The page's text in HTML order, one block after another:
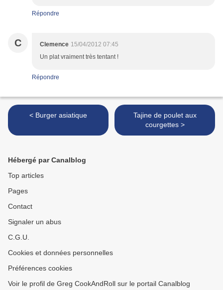
Répondre
C Clemence 15/04/2012 07:45
Un plat vraiment très tentant !
Répondre
< Burger asiatique
Tajine de poulet aux
courgettes >
Hébergé par Canalblog
Top articles
Pages
Contact
Signaler un abus
C.G.U.
Cookies et données personnelles
Préférences cookies
Voir le profil de Greg CookAndRoll sur le portail Canalblog